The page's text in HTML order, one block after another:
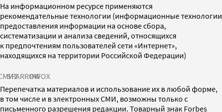
На информационном ресурсе применяются
рекомендательные технологии (информационные технологии
предоставления информации на основе сбора,
систематизации и анализа сведений, относящихся
к предпочтениям пользователей сети «Интернет»,
находящихся на территории Российской Федерации)
SPARROWINFOX
Перепечатка материалов и использование их в любой форме,
в том числе и в электронных СМИ, возможны только с
письменного разрешения редакции. Товарный знак Forbes